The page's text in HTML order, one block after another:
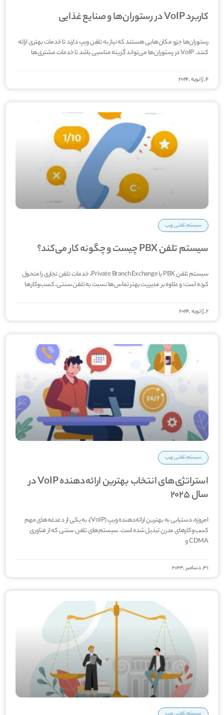
کاربرد VoIP در رستوران‌ها و صنایع غذایی
رستوران‌ها جزو مکان‌هایی هستند که نیاز به تلفن ویپ دارند تا خدمات بهتری ارائه
کنند. VoIP در رستوران‌ها می‌تواند گزینه مناسبی باشد تا خدمات مشتری‌ها
4, ژانویه ,2024
سیستم تلفنی ویپ
سیستم تلفن PBX چیست و چگونه کار می‌کند؟
سیستم تلفن PBX یا Private Branch Exchange، خدمات تلفن تجاری را متحول
کرده است؛ و علاوه بر مدیریت بهتر تماس­‌ها نسبت به تلفن سنتی، کسب‌وکارها
2, ژانویه ,2024
سیستم تلفنی ویپ
استراتژی‌های انتخاب بهترین ارائه‌دهنده VoIP در
سال 2025
امروزه، دستیابی به بهترین ارائه‌دهنده ویپ (VoIP)، به یکی از دغدغه­‌های مهم
کسب‎‌وکارهای مدرن تبدیل شده است. سیستم­‌های تلفن سنتی که از فناوری
CDMA و
31, دسامبر ,2023